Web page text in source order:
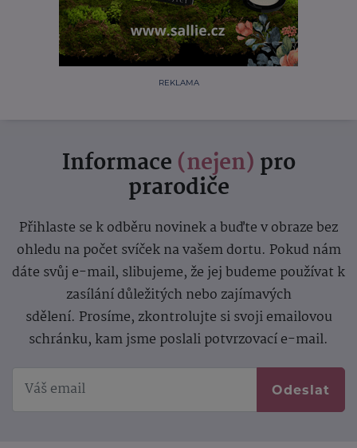
REKLAMA
Informace (nejen) pro
prarodiče
Přihlaste se k odběru novinek a buďte v obraze bez
ohledu na počet svíček na vašem dortu. Pokud nám
dáte svůj e-mail, slibujeme, že jej budeme používat k
zasílání důležitých nebo zajímavých
sdělení. Prosíme, zkontrolujte si svoji emailovou
schránku, kam jsme poslali potvrzovací e-mail.
Odeslat